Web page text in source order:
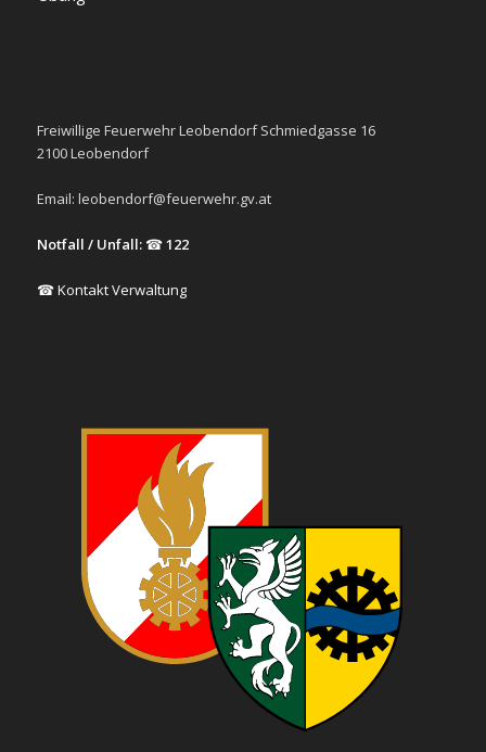
Freiwillige Feuerwehr Leobendorf Schmiedgasse 16
2100 Leobendorf
Email: leobendorf@feuerwehr.gv.at
Notfall / Unfall:☎122
☎ Kontakt Verwaltung